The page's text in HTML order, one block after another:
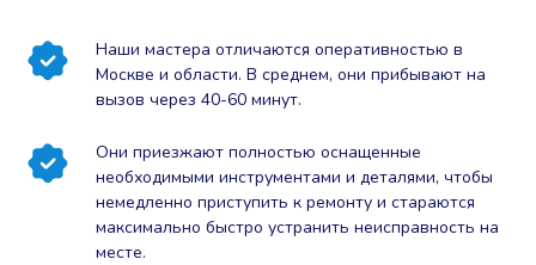
Наши мастера отличаются оперативностью в
Москве и области. В среднем, они прибывают на
вызов через 40-60 минут.
Они приезжают полностью оснащенные
необходимыми инструментами и деталями, чтобы
немедленно приступить к ремонту и стараются
максимально быстро устранить неисправность на
месте.